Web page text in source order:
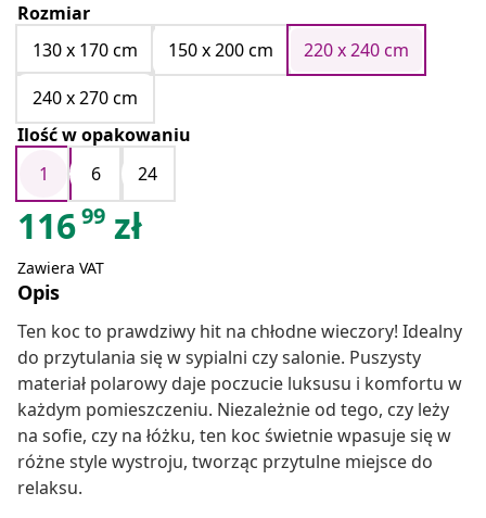
Rozmiar
130 x 170 cm
150 x 200 cm
220 x 240 cm
240 x 270 cm
Ilość w opakowaniu
1
6 24
11699 zł
Zawiera VAT
Opis
Ten koc to prawdziwy hit na chłodne wieczory! Idealny
do przytulania się w sypialni czy salonie. Puszysty
materiał polarowy daje poczucie luksusu i komfortu w
każdym pomieszczeniu. Niezależnie od tego, czy leży
na sofie, czy na łóżku, ten koc świetnie wpasuje się w
różne style wystroju, tworząc przytulne miejsce do
relaksu.